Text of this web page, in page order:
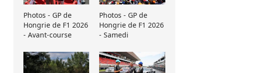
Photos - GP de
Hongrie de F1 2026
- Avant-course
Photos - GP de
Hongrie de F1 2026
- Samedi